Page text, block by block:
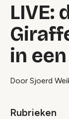
LIVE:
in
Door Sjoerd
Rubrieken